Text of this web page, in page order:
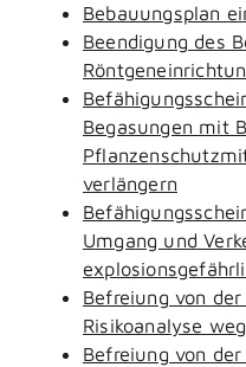
Bebauungsplan
Beendigung des
Begasungen mit
verlängern
Umgang und
Befreiung von
Risikoanalyse
Befreiung von